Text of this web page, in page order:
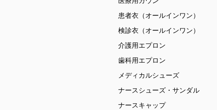
患者衣（オールインワン）
検診衣（オールインワン）
介護用エプロン
歯科用エプロン
メディカルシューズ
ナースシューズ・サンダル
ナースキャップ